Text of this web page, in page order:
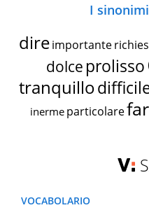
I
dire importante
dolce prolisso
tranquillo
inerme particolare
VOCABOLARIO